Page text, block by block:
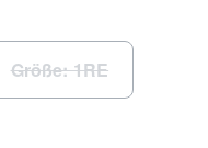
Größe: 1RE
(Diese Option ist